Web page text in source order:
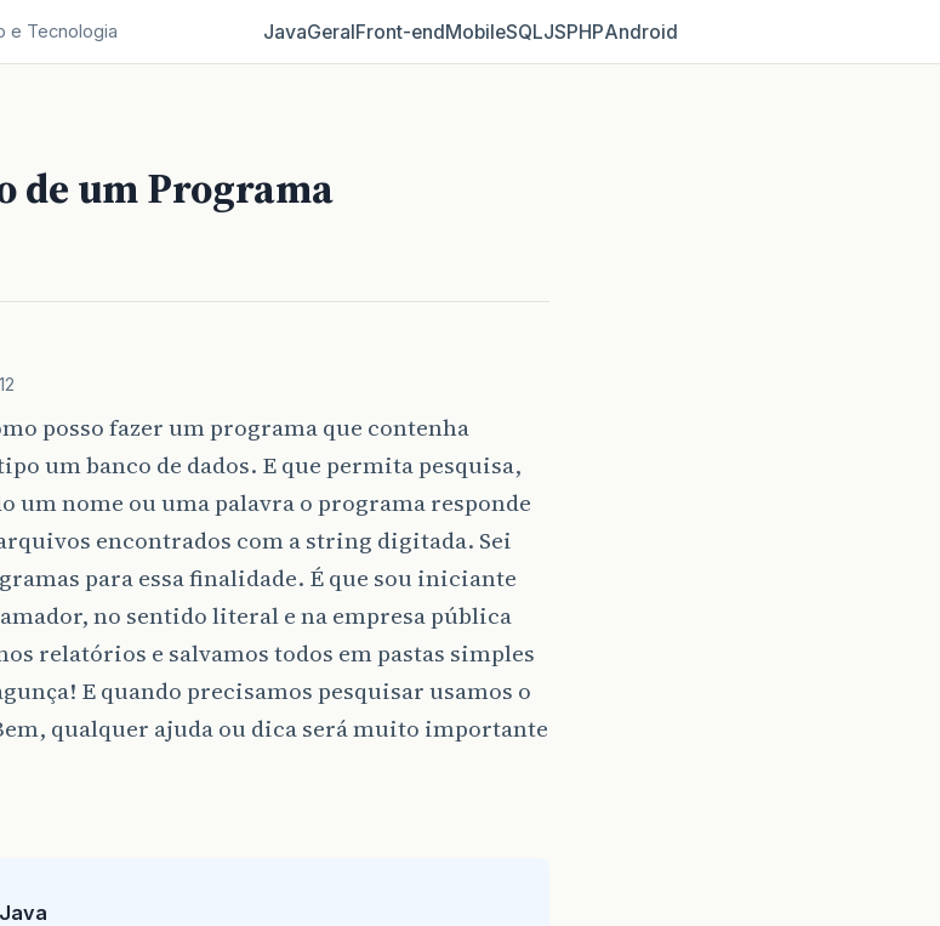
e Tecnologia JavaGeralFront‑endMobileSQLJSPHPAndroid
de um Programa
posso fazer um programa que contenha
um banco de dados. E que permita pesquisa,
um nome ou uma palavra o programa responde
encontrados com a string digitada. Sei
para essa finalidade. É que sou iniciante
no sentido literal e na empresa pública
relatórios e salvamos todos em pastas simples
E quando precisamos pesquisar usamos o
qualquer ajuda ou dica será muito importante